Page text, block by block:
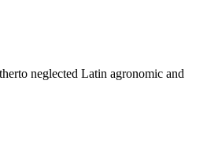
neglected Latin agronomic and